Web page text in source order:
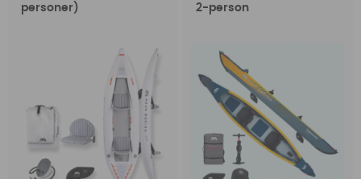
personer)
2-person